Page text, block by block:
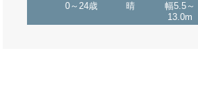
0～24歳 晴
幅5.5～
13.0m